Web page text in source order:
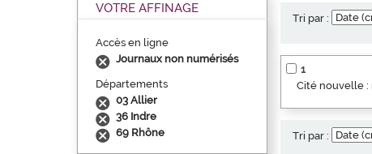
VOTRE AFFINAGE
Accès en ligne
Journaux non numérisés
Départements
03 Allier
36 Indre
69 Rhône
Tri par :
1
Cité nouvelle
Tri par :